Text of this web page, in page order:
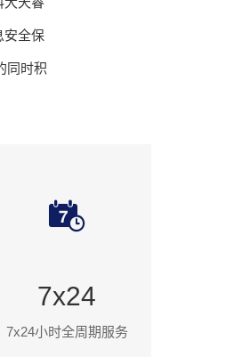
安全保
同时积
7x24
7x24小时全周期服务